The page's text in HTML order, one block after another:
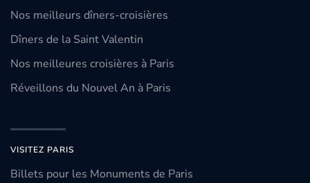
Nos meilleurs dîners-croisières
Dîners de la Saint Valentin
Nos meilleures croisières à Paris
Réveillons du Nouvel An à Paris
VISITEZ PARIS
Billets pour les Monuments de Paris